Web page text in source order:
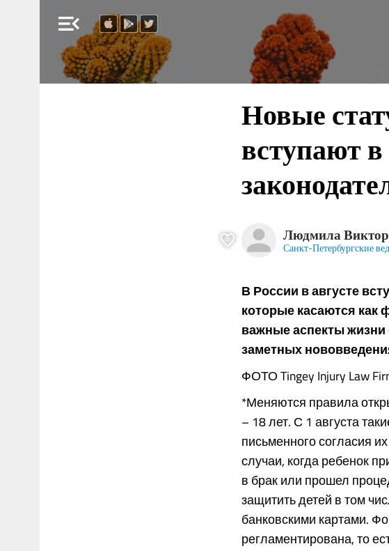
menu_open
Новые
вступают
Людмила
Санкт-Петербургские
В России в августе
которые касаются как
важные аспекты
заметных
ФОТО Tingey Injury Law
*Меняются правила
– 18 лет. С 1 августа
письменного согласия
случаи, когда ребенок
в брак или прошел
защитить детей в том
банковскими картами.
регламентирована, то